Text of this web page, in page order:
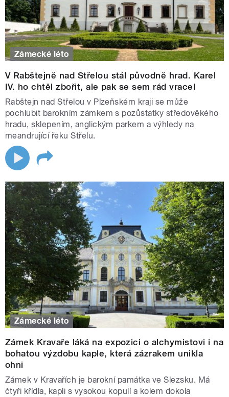
Zámecké léto
V Rabštejně nad Střelou stál původně hrad. Karel
IV. ho chtěl zbořit, ale pak se sem rád vracel
Rabštejn nad Střelou v Plzeňském kraji se může
pochlubit barokním zámkem s pozůstatky středověkého
hradu, sklepením, anglickým parkem a výhledy na
meandrující řeku Střelu.
Zámecké léto
Zámek Kravaře láká na expozici o alchymistovi i na
bohatou výzdobu kaple, která zázrakem unikla
ohni
Zámek v Kravařích je barokní památka ve Slezsku. Má
čtyři křídla, kapli s vysokou kopulí a kolem dokola